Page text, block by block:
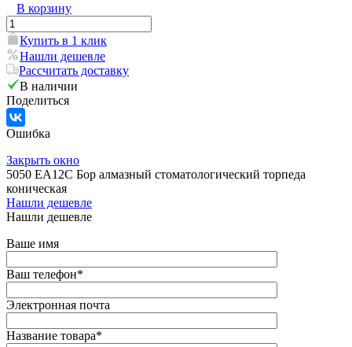
В корзину
Купить в 1 клик
Нашли дешевле
Рассчитать доставку
В наличии
Поделиться
Ошибка
Закрыть окно
5050 EA12C Бор алмазный стоматологический торпеда
коническая
Нашли дешевле
Нашли дешевле
Ваше имя
Ваш телефон*
Электронная почта
Название товара*